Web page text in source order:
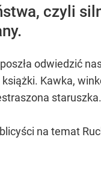
czyli
odwiedzić
Kawka,
na temat